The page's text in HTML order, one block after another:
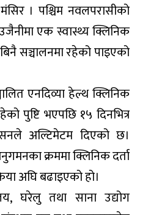
। पश्चिम नवलपरासीको
एक स्वास्थ्य क्लिनिक
सञ्चालनमा रहेको पाइएको
एनदिव्या हेल्थ क्लिनिक
पुष्टि भएपछि १५ दिनभित्र
अल्टिमेटम दिएको छ।
क्रममा क्लिनिक दर्ता
अघि बढाइएको हो।
घरेलु तथा साना उद्योग